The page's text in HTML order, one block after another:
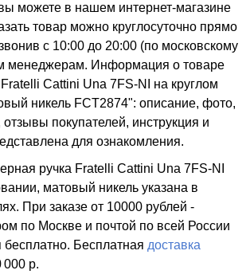
можете в нашем интернет-магазине
товар можно круглосуточно прямо
с 10:00 до 20:00 (по московскому
менеджерам. Информация о товаре
Cattini Una 7FS-NI на круглом
никель FCT2874": описание, фото,
отзывы покупателей, инструкция и
для ознакомления.
ручка Fratelli Cattini Una 7FS-NI
матовый никель указана в
При заказе от 10000 рублей -
по Москве и почтой по всей России
бесплатно. Бесплатная доставка
000 р.